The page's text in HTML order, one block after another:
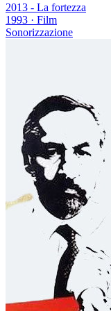
2013 - La fortezza
1993 · Film
Sonorizzazione